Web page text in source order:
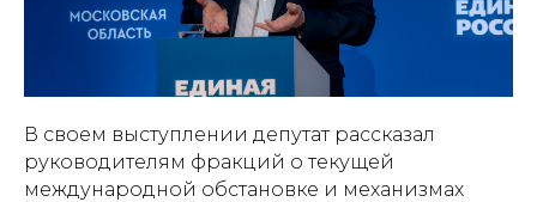
В своем выступлении депутат рассказал
руководителям фракций о текущей
международной обстановке и механизмах